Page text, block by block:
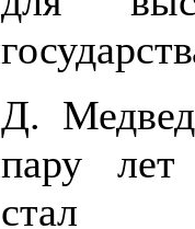
Д.
пару лет
стал